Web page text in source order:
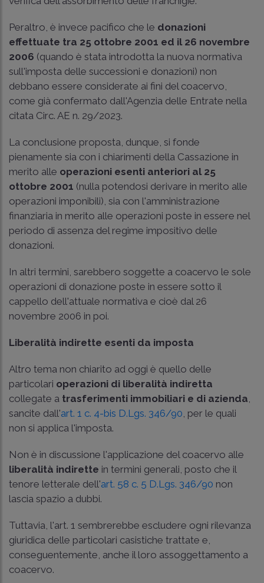
Peraltro, è invece pacifico che le donazioni
effettuate tra 25 ottobre 2001 ed il 26 novembre
2006 (quando è stata introdotta la nuova normativa
sull'imposta delle successioni e donazioni) non
debbano essere considerate ai fini del coacervo,
come già confermato dall'Agenzia delle Entrate nella
citata Circ. AE n. 29/2023.
La conclusione proposta, dunque, si fonde
pienamente sia con i chiarimenti della Cassazione in
merito alle operazioni esenti anteriori al 25
ottobre 2001 (nulla potendosi derivare in merito alle
operazioni imponibili), sia con l'amministrazione
finanziaria in merito alle operazioni poste in essere nel
periodo di assenza del regime impositivo delle
donazioni.
In altri termini, sarebbero soggette a coacervo le sole
operazioni di donazione poste in essere sotto il
cappello dell'attuale normativa e cioè dal 26
novembre 2006 in poi.
Liberalità indirette esenti da imposta
Altro tema non chiarito ad oggi è quello delle
particolari operazioni di liberalità indiretta
collegate a trasferimenti immobiliari e di azienda,
sancite dall'art. 1 c. 4-bis D.Lgs. 346/90, per le quali
non si applica l'imposta.
Non è in discussione l'applicazione del coacervo alle
liberalità indirette in termini generali, posto che il
tenore letterale dell'art. 58 c. 5 D.Lgs. 346/90 non
lascia spazio a dubbi.
Tuttavia, l'art. 1 sembrerebbe escludere ogni rilevanza
giuridica delle particolari casistiche trattate e,
conseguentemente, anche il loro assoggettamento a
coacervo.